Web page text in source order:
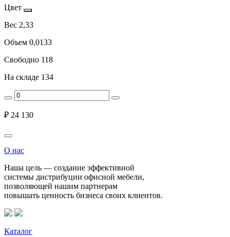
Цвет
Вес 2,33
Объем 0,0133
Свободно 118
На складе 134
₽ 24 130
О нас
Наша цель — создание эффективной
системы дистрибуции офисной мебели,
позволяющей нашим партнерам
повышать ценность бизнеса своих клиентов.
Каталог